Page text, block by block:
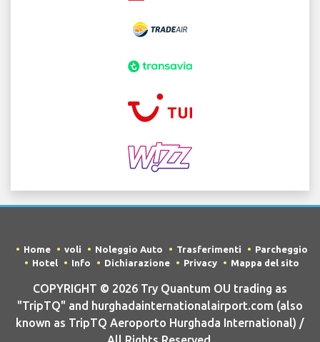
Home voli Noleggio Auto Trasferimenti
Parcheggio
Hotel
Info Dichiarazione Privacy Mappa del sito
COPYRIGHT © 2026 Try Quantum OU trading as
"TripTQ" and hurghadainternationalairport.com (also
known as TripTQ Aeroporto Hurghada International) /